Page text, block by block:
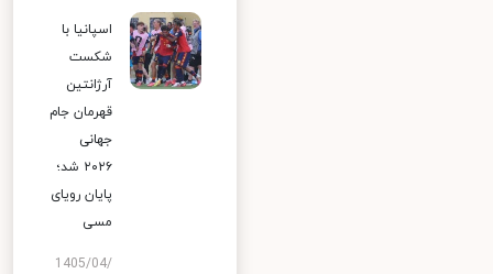
اسپانیا با
شکست
آرژانتین
قهرمان جام
جهانی
۲۰۲۶ شد؛
پایان رویای
مسی
1405/04/